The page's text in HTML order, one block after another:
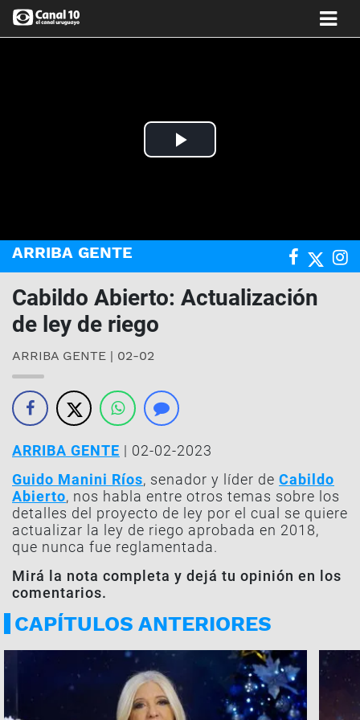
Play
ARRIBA GENTE
Cabildo Abierto: Actualización
de ley de riego
ARRIBA GENTE | 02-02
ARRIBA GENTE | 02-02-2023
Guido Manini Ríos, senador y líder de Cabildo
Abierto, nos habla entre otros temas sobre los
detalles del proyecto de ley por el cual se quiere
actualizar la ley de riego aprobada en 2018,
que nunca fue reglamentada.
Mirá la nota completa y dejá tu opinión en los
comentarios.
CAPÍTULOS ANTERIORES